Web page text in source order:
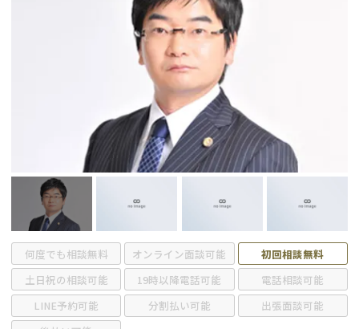
借金返済相談・交渉
任意整理
時効援用
会社破産・法人破産
消費者金融・サラ金
闇金
費用相場
コラム
債務整理
個人再生（民事再生）
過払金
何度でも相談無料 オンライン面談可能
初回相談無料
土日祝の相談可能
19時以降電話可能
電話相談可能
LINE予約可能
分割払い可能
出張面談可能